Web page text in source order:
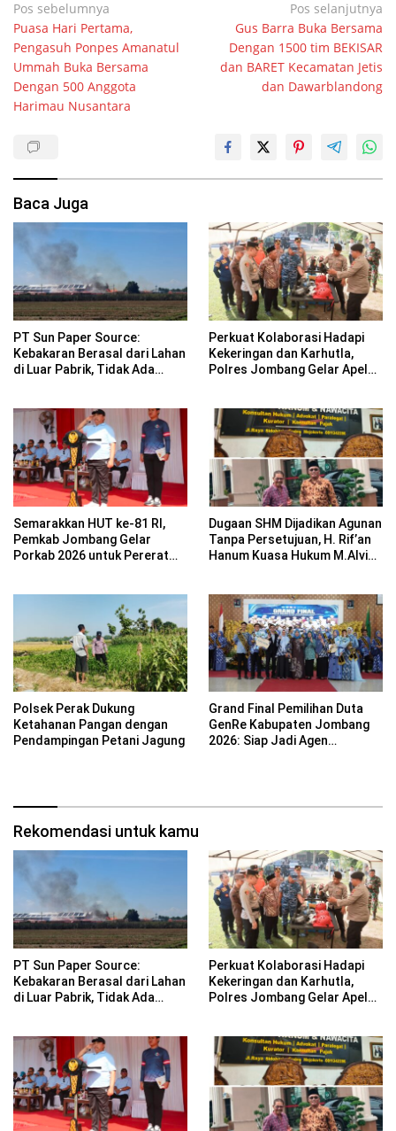
Navigasi
pos
Pos sebelumnya
Puasa Hari Pertama,
Pengasuh Ponpes Amanatul
Ummah Buka Bersama
Dengan 500 Anggota
Harimau Nusantara
Pos selanjutnya
Gus Barra Buka Bersama
Dengan 1500 tim BEKISAR
dan BARET Kecamatan Jetis
dan Dawarblandong
Baca Juga
PT Sun Paper Source:
Kebakaran Berasal dari Lahan
di Luar Pabrik, Tidak Ada
Perkuat Kolaborasi Hadapi
Kekeringan dan Karhutla,
Polres Jombang Gelar Apel
Semarakkan HUT ke-81 RI,
Pemkab Jombang Gelar
Porkab 2026 untuk Pererat
Dugaan SHM Dijadikan Agunan
Tanpa Persetujuan, H. Rif’an
Hanum Kuasa Hukum M.Alvin
Polsek Perak Dukung
Ketahanan Pangan dengan
Pendampingan Petani Jagung
Grand Final Pemilihan Duta
GenRe Kabupaten Jombang
2026: Siap Jadi Agen
Rekomendasi untuk kamu
PT Sun Paper Source:
Kebakaran Berasal dari Lahan
di Luar Pabrik, Tidak Ada
Perkuat Kolaborasi Hadapi
Kekeringan dan Karhutla,
Polres Jombang Gelar Apel